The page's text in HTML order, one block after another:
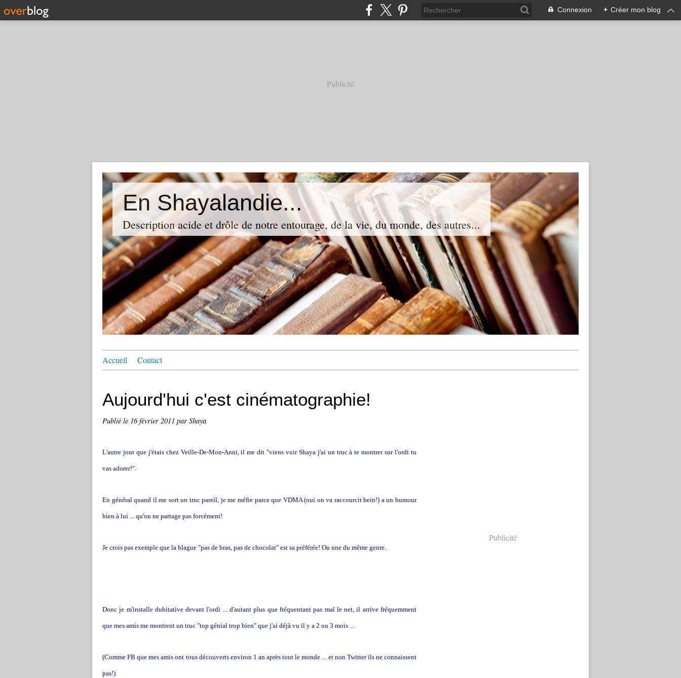
Connexion + Créer mon blog
Publicité
En Shayalandie...
Description acide et drôle de notre entourage, de la vie, du monde, des autres...
Accueil Contact
Aujourd'hui c'est cinématographie!
Publié le 16 février 2011 par Shaya
L'autre jour que j'étais chez Veille-De-Mon-Anni, il me dit "viens voir Shaya j'ai un truc à te montrer sur l'ordi tu
vas adorer!".
En général quand il me sort un truc pareil, je me méfie parce que VDMA (oui on va raccourcir hein!) a un humour
bien à lui ... qu'on ne partage pas forcément!
Je crois pas exemple que la blague "pas de bras, pas de chocolat" est sa préférée! Ou une du même genre.
Donc je m'installe dubitative devant l'ordi ... d'autant plus que fréquentant pas mal le net, il arrive fréquemment
que mes amis me montrent un truc "top génial trop bien" que j'ai déjà vu il y a 2 ou 3 mois ...
(Comme FB que mes amis ont tous découverts environ 1 an après tout le monde ... et non Twitter ils ne connaissent
pas!)
Publicité